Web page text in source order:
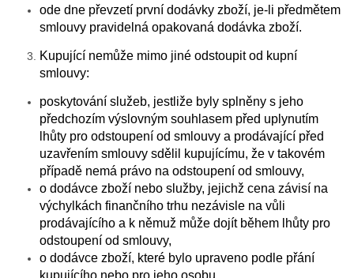
ode dne převzetí první dodávky zboží, je-li předmětem
smlouvy pravidelná opakovaná dodávka zboží.
Kupující nemůže mimo jiné odstoupit od kupní
smlouvy:
poskytování služeb, jestliže byly splněny s jeho
předchozím výslovným souhlasem před uplynutím
lhůty pro odstoupení od smlouvy a prodávající před
uzavřením smlouvy sdělil kupujícímu, že v takovém
případě nemá právo na odstoupení od smlouvy,
o dodávce zboží nebo služby, jejichž cena závisí na
výchylkách finančního trhu nezávisle na vůli
prodávajícího a k němuž může dojít během lhůty pro
odstoupení od smlouvy,
o dodávce zboží, které bylo upraveno podle přání
kupujícího nebo pro jeho osobu,